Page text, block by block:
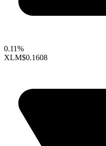
0.11%
XLM$0.1608